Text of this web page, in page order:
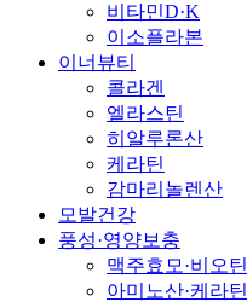
비타민D·K
이소플라본
이너뷰티
콜라겐
엘라스틴
히알루론산
케라틴
감마리놀렌산
모발건강
풍성·영양보충
맥주효모·비오틴
아미노산·케라틴